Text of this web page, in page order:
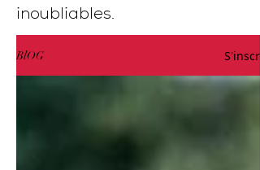
inoubliables.
BlOG